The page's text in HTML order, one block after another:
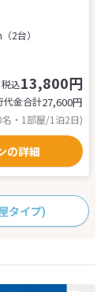
2台）
税込13,800円
代金合計27,600円
・1部屋/1泊2日)
の詳細
タイプ)